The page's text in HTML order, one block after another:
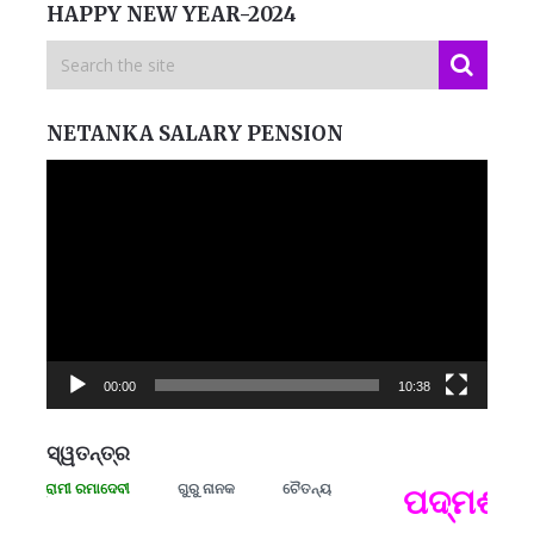
HAPPY NEW YEAR-2024
NETANKA SALARY PENSION
00:00 10:38
ସ୍ୱତନ୍ତ୍ର
ରମାଦେବୀ ଗୁରୁ ନାନକ ଚୈତନ୍ୟ ପଦ୍ମଶ୍ରୀ